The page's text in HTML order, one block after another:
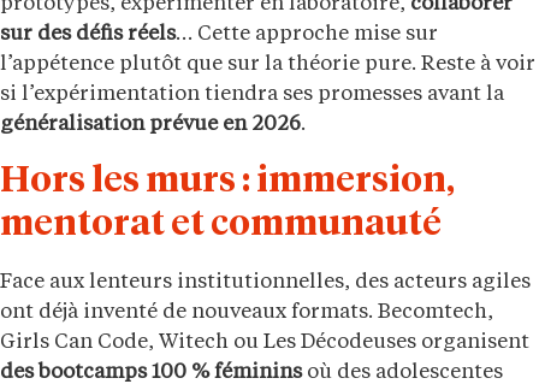
sur des défis réels… Cette approche mise sur
l’appétence plutôt que sur la théorie pure. Reste à voir
si l’expérimentation tiendra ses promesses avant la
généralisation prévue en 2026.
Hors les murs : immersion,
mentorat et communauté
Face aux lenteurs institutionnelles, des acteurs agiles
ont déjà inventé de nouveaux formats. Becomtech,
Girls Can Code, Witech ou Les Décodeuses organisent
des bootcamps 100 % fémininsoù des adolescentes